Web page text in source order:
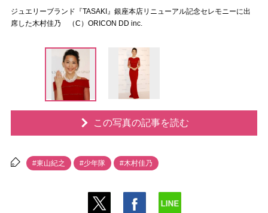
ジュエリーブランド『TASAKI』銀座本店リニューアル記念セレモニーに出
席した木村佳乃 （C）ORICON DD inc.
この写真の記事を読む
#東山紀之 #少年隊 #木村佳乃